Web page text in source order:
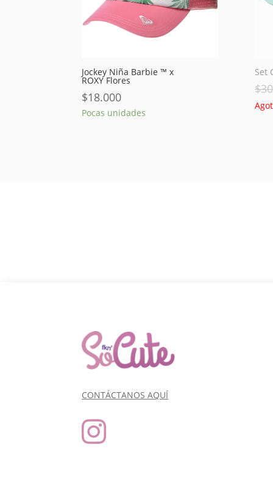
Jockey Niña Barbie ™ x
ROXY Flores
$18.000
Pocas unidades
Set
$
CONTÁCTANOS AQUÍ
